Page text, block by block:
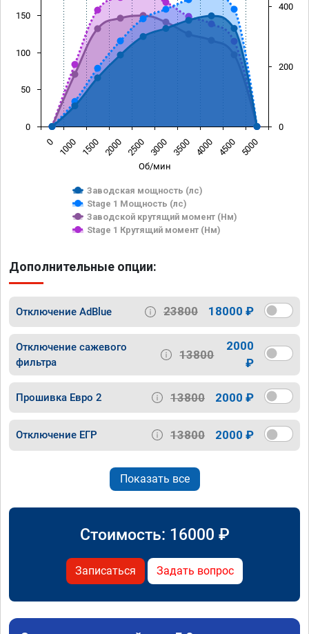
Об/мин
Заводская мощность (лс)
Stage 1 Мощность (лс)
Заводской крутящий момент (Нм)
Stage 1 Крутящий момент (Нм)
0 1000 1500 2000 2500 3000 3500 4000 4500 5000
0
50
100
150
0
200
400
Дополнительные опции:
Отключение AdBlue 23800 18000 ₽
Отключение сажевого
фильтра
13800
2000
₽
Прошивка Евро 2 13800 2000 ₽
Отключение ЕГР 13800 2000 ₽
Показать все
Стоимость: 16000 ₽
Записаться Задать вопрос